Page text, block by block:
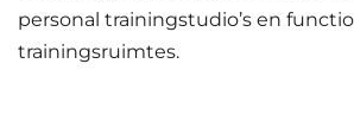
personal trainingstudio’s en
trainingsruimtes.